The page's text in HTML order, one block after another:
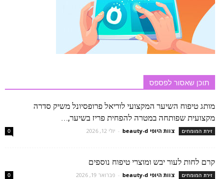
תוכן שאסור לפספס
מותג טיפוח השיער המקצועי לוריאל פרופסיונל משיק סדרה
מקצועית שפותחה במטרה להפחית פריז בשיער,...
זירת המומחים צוות היופי beauty-d - יולי 12, 2026 0
קרם לחות לעור יבש ומוצרי טיפוח נוספים
זירת המומחים צוות היופי beauty-d - פברואר 19, 2026 0